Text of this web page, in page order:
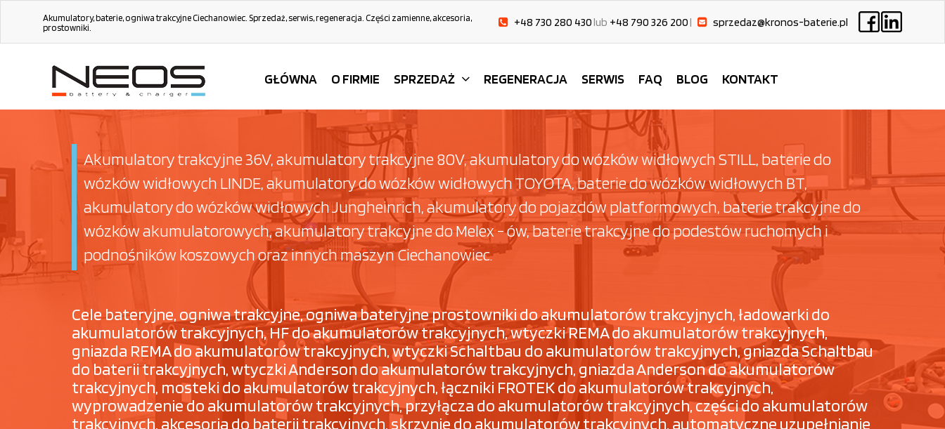
Akumulatory, baterie, ogniwa trakcyjne Ciechanowiec. Sprzedaż, serwis, regeneracja. Części zamienne, akcesoria,
prostowniki.
+48 730 280 430lub +48 790 326 200| sprzedaz@kronos-baterie.pl
GŁÓWNA O FIRMIE SPRZEDAŻ REGENERACJA SERWIS FAQ BLOG KONTAKT
Akumulatory trakcyjne 36V, akumulatory trakcyjne 80V, akumulatory do wózków widłowych STILL, baterie do
wózków widłowych LINDE, akumulatory do wózków widłowych TOYOTA, baterie do wózków widłowych BT,
akumulatory do wózków widłowych Jungheinrich, akumulatory do pojazdów platformowych, baterie trakcyjne do
wózków akumulatorowych, akumulatory trakcyjne do Melex - ów, baterie trakcyjne do podestów ruchomych i
podnośników koszowych oraz innych maszyn Ciechanowiec.
Cele bateryjne, ogniwa trakcyjne, ogniwa bateryjne prostowniki do akumulatorów trakcyjnych, ładowarki do
akumulatorów trakcyjnych, HF do akumulatorów trakcyjnych, wtyczki REMA do akumulatorów trakcyjnych,
gniazda REMA do akumulatorów trakcyjnych, wtyczki Schaltbau do akumulatorów trakcyjnych, gniazda Schaltbau
do baterii trakcyjnych, wtyczki Anderson do akumulatorów trakcyjnych, gniazda Anderson do akumulatorów
trakcyjnych, mosteki do akumulatorów trakcyjnych, łączniki FROTEK do akumulatorów trakcyjnych,
wyprowadzenie do akumulatorów trakcyjnych, przyłącza do akumulatorów trakcyjnych, części do akumulatorów
trakcyjnych, akcesoria do baterii trakcyjnych, skrzynie do akumulatorów trakcyjnych, automatyczne uzupełnianie